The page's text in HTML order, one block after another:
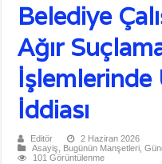
Belediye
Ağır
İddiası
Editör
2 Haziran 2026
Asayiş
Bugünün Manşetleri ,
101 Görüntülenme